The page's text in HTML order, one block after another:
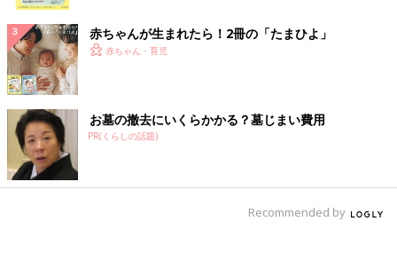
赤ちゃんが生まれたら！2冊の「たまひよ」
赤ちゃん・育児
お墓の撤去にいくらかかる？墓じまい費用
PR(くらしの話題)
Recommended by